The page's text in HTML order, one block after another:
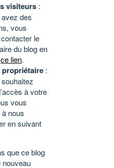
visiteurs :
des
vous
le
du blog en
ce lien.
propriétaire :
à votre
vous
nous
en suivant
que ce blog
nouveau